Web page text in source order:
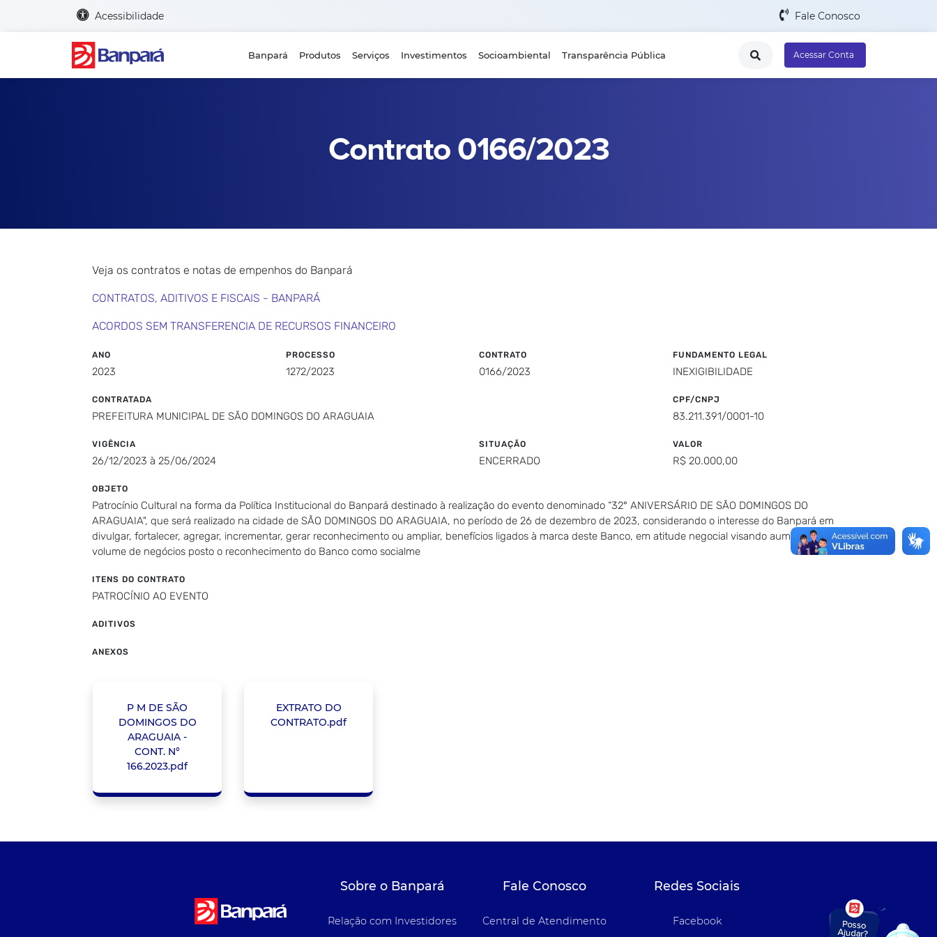
Acessibilidade Fale Conosco
Banpará Produtos Serviços Investimentos Socioambiental Transparência Pública Acessar Conta
Contrato 0166/2023
Veja os contratos e notas de empenhos do Banpará
CONTRATOS, ADITIVOS E FISCAIS - BANPARÁ
ACORDOS SEM TRANSFERENCIA DE RECURSOS FINANCEIRO
ANO
2023
PROCESSO
1272/2023
CONTRATO
0166/2023
FUNDAMENTO LEGAL
INEXIGIBILIDADE
CONTRATADA
PREFEITURA MUNICIPAL DE SÃO DOMINGOS DO ARAGUAIA
CPF/CNPJ
83.211.391/0001-10
VIGÊNCIA
26/12/2023 à 25/06/2024
SITUAÇÃO
ENCERRADO
VALOR
R$ 20.000,00
OBJETO
Patrocínio Cultural na forma da Política Institucional do Banpará destinado à realização do evento denominado “32° ANIVERSÁRIO DE SÃO DOMINGOS DO
ARAGUAIA", que será realizado na cidade de SÃO DOMINGOS DO ARAGUAIA, no período de 26 de dezembro de 2023, considerando o interesse do Banpará em
divulgar, fortalecer, agregar, incrementar, gerar reconhecimento ou ampliar, benefícios ligados à marca deste Banco, em atitude negocial visando aumento de
volume de negócios posto o reconhecimento do Banco como socialme
ITENS DO CONTRATO
PATROCÍNIO AO EVENTO
ADITIVOS
ANEXOS
P M DE SÃO
DOMINGOS DO
ARAGUAIA -
CONT. N°
166.2023.pdf
EXTRATO DO
CONTRATO.pdf
Sobre o Banpará
Relação com Investidores
Fale Conosco
Central de Atendimento
Redes Sociais
Facebook